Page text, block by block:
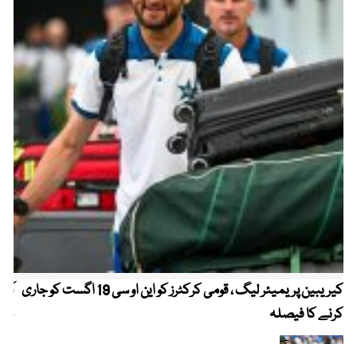
کیریبین پریمیئر لیگ ، قومی کرکٹرز کو این او سی 19 اگست کو جاری
کرنے کا فیصلہ